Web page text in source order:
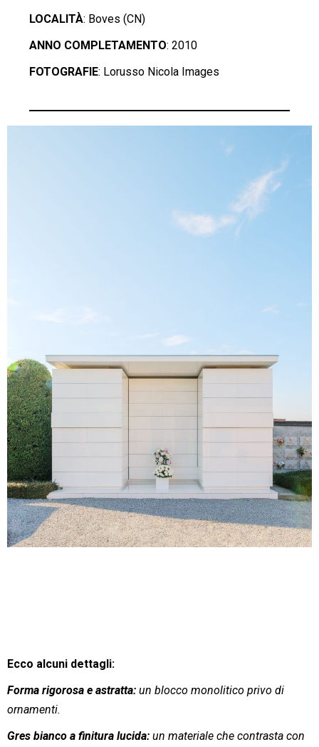
LOCALITÀ: Boves (CN)
ANNO COMPLETAMENTO: 2010
FOTOGRAFIE: Lorusso Nicola Images
Ecco alcuni dettagli:
Forma rigorosa e astratta: un blocco monolitico privo di
ornamenti.
Gres bianco a finitura lucida: un materiale che contrasta con